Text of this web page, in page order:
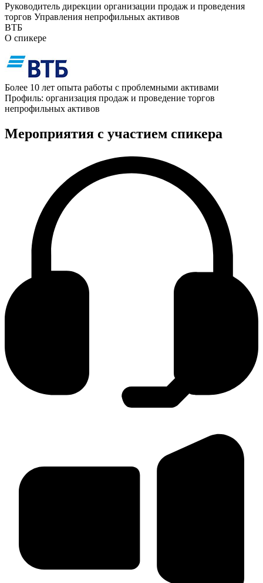
Руководитель дирекции организации продаж и проведения
торгов Управления непрофильных активов
ВТБ
О спикере
Более 10 лет опыта работы с проблемными активами
Профиль: организация продаж и проведение торгов
непрофильных активов
Мероприятия с участием спикера